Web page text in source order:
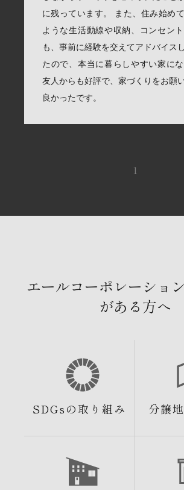
に残っています。 また、住み始め
ような生活動線や収納、コンセン
も、事前に経験を交えてアドバイス
たので、本当に暮らしやすい家にな
友人からも好評で、家づくりをお願
良かったです。
1
エールコーポレーショ
がある方へ
SDGsの取り組み 分譲